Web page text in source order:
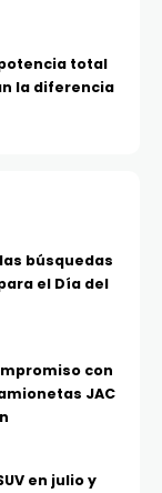
potencia total
la diferencia
búsquedas
el Día del
con
JAC
en julio y